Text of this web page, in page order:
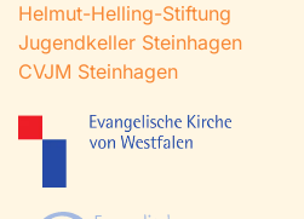
Helmut-Helling-Stiftung
Jugendkeller Steinhagen
CVJM Steinhagen